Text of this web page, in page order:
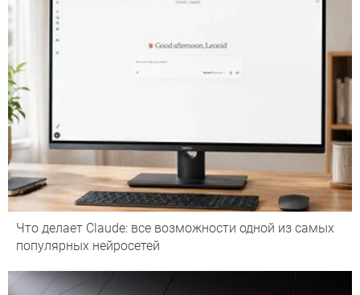
Что делает Сlaude: все возможности одной из самых
популярных нейросетей